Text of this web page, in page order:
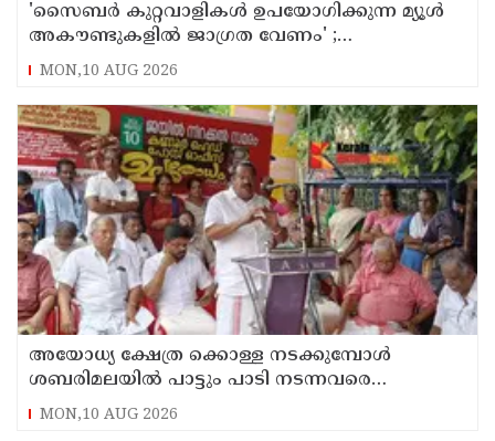
'സൈബര്‍ കുറ്റവാളികള്‍ ഉപയോഗിക്കുന്ന മ്യൂള്‍
അകൗണ്ടുകളില്‍ ജാഗ്രത വേണം' ;
നിര്‍ദേശവുമായി പൊലീസ്
MON,10 AUG 2026
അയോധ്യ ക്ഷേത്ര ക്കൊള്ള നടക്കുമ്പോൾ
ശബരിമലയിൽ പാട്ടും പാടി നടന്നവരെ
കാണാനില്ല ; ഇ.പി.ജയരാജൻ
MON,10 AUG 2026